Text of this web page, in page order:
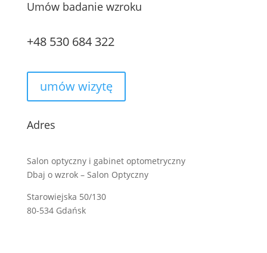
Umów badanie wzroku
+48 530 684 322
umów wizytę
Adres
Salon optyczny i gabinet optometryczny
Dbaj o wzrok – Salon Optyczny
Starowiejska 50/130
80-534 Gdańsk